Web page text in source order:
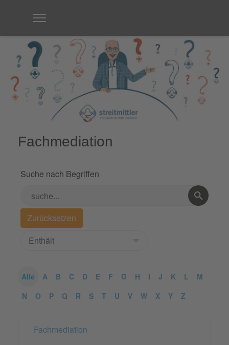
Fachmediation
Suche nach Begriffen
Alle A B C D E F G H I J K L
M
N
O P Q R S T U V W X Y Z
Fachmediation